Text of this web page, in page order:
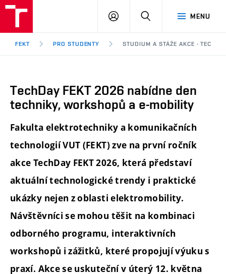
Brno
MENU
PŘIHLÁSIT
FEKT PRO STUDENTY STUDIUM A STÁŽE AKCE -
TechDay FEKT 2026 nabídne den
techniky, workshopů a e-mobility
Fakulta elektrotechniky a komunikačních
technologií VUT (FEKT) zve na první ročník
akce TechDay FEKT 2026, která představí
aktuální technologické trendy i praktické
ukázky nejen z oblasti elektromobility.
Návštěvníci se mohou těšit na kombinaci
odborného programu, interaktivních
workshopů i zážitků, které propojují výuku s
praxí. Akce se uskuteční v úterý 12. května